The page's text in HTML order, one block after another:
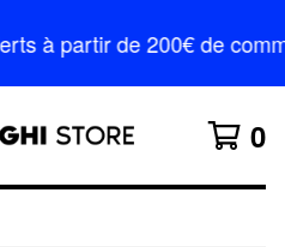
à partir de 200€ de
0